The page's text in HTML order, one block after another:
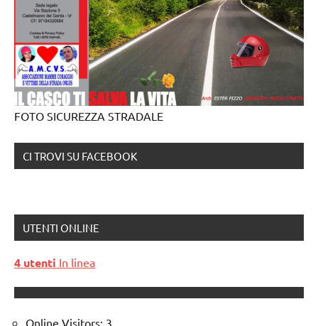
FOTO SICUREZZA STRADALE
CI TROVI SU FACEBOOK
UTENTI ONLINE
4 utenti In linea
Online Visitors: 3